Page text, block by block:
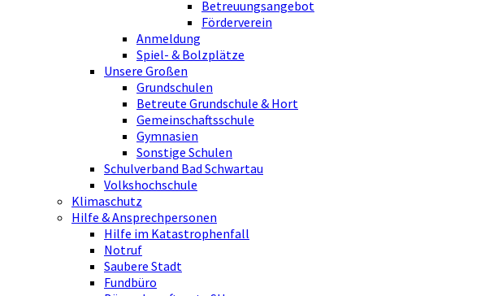
Betreuungsangebot
Förderverein
Anmeldung
Spiel- & Bolzplätze
Unsere Großen
Grundschulen
Betreute Grundschule & Hort
Gemeinschaftsschule
Gymnasien
Sonstige Schulen
Schulverband Bad Schwartau
Volkshochschule
Klimaschutz
Hilfe & Ansprechpersonen
Hilfe im Katastrophenfall
Notruf
Saubere Stadt
Fundbüro